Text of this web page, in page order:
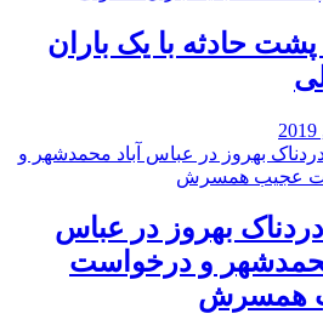
پشت حادثه با یک باران
بهروز در عباس
محمدشهر و درخواست
همسرش